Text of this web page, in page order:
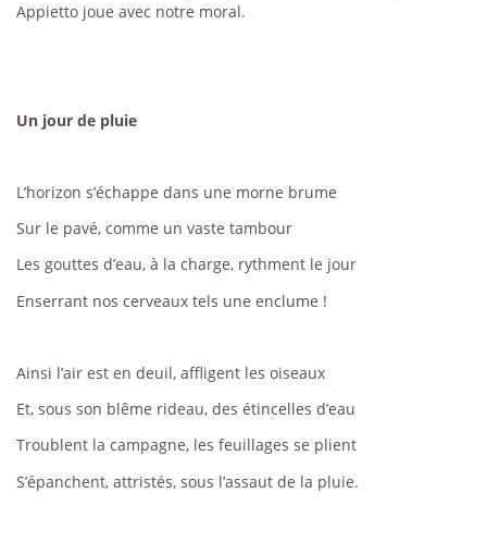
Appietto joue avec notre moral.
Un jour de pluie
L’horizon s’échappe dans une morne brume
Sur le pavé, comme un vaste tambour
Les gouttes d’eau, à la charge, rythment le jour
Enserrant nos cerveaux tels une enclume !
Ainsi l’air est en deuil, affligent les oiseaux
Et, sous son blême rideau, des étincelles d’eau
Troublent la campagne, les feuillages se plient
S’épanchent, attristés, sous l’assaut de la pluie.